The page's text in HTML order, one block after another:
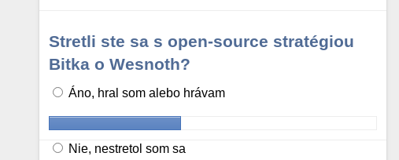
Stretli ste sa s open-source stratégiou
Bitka o Wesnoth?
Áno, hral som alebo hrávam
Nie, nestretol som sa